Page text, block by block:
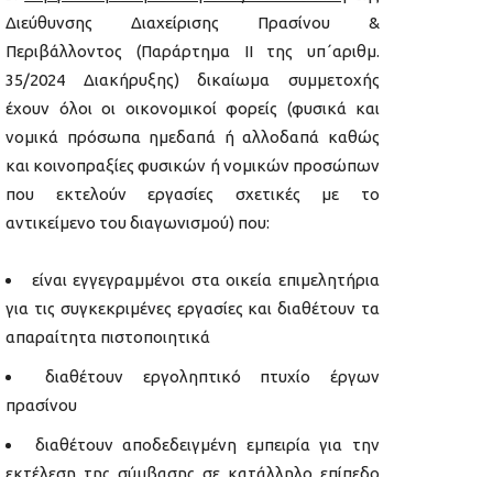
Διεύθυνσης Διαχείρισης Πρασίνου &
Περιβάλλοντος (Παράρτημα ΙΙ της υπ΄αριθμ.
35/2024 Διακήρυξης) δικαίωμα συμμετοχής
έχουν όλοι οι οικονομικοί φορείς (φυσικά και
νομικά πρόσωπα ημεδαπά ή αλλοδαπά καθώς
και κοινοπραξίες φυσικών ή νομικών προσώπων
που εκτελούν εργασίες σχετικές µε το
αντικείμενο του διαγωνισμού) που:
είναι εγγεγραμμένοι στα οικεία επιμελητήρια
για τις συγκεκριμένες εργασίες και διαθέτουν τα
απαραίτητα πιστοποιητικά
διαθέτουν εργοληπτικό πτυχίο έργων
πρασίνου
διαθέτουν αποδεδειγμένη εμπειρία για την
εκτέλεση της σύμβασης σε κατάλληλο επίπεδο